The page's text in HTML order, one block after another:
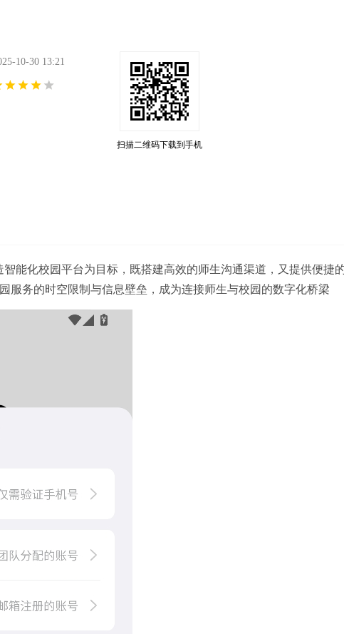
10-30 13:21
扫描二维码下载到手机
能化校园平台为目标，既搭建高效的师生沟通渠道，又提供便捷
服务的时空限制与信息壁垒，成为连接师生与校园的数字化桥梁